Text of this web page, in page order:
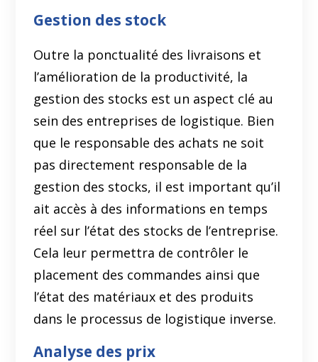
Gestion des stock
Outre la ponctualité des livraisons et
l’amélioration de la productivité, la
gestion des stocks est un aspect clé au
sein des entreprises de logistique. Bien
que le responsable des achats ne soit
pas directement responsable de la
gestion des stocks, il est important qu’il
ait accès à des informations en temps
réel sur l’état des stocks de l’entreprise.
Cela leur permettra de contrôler le
placement des commandes ainsi que
l’état des matériaux et des produits
dans le processus de logistique inverse.
Analyse des prix